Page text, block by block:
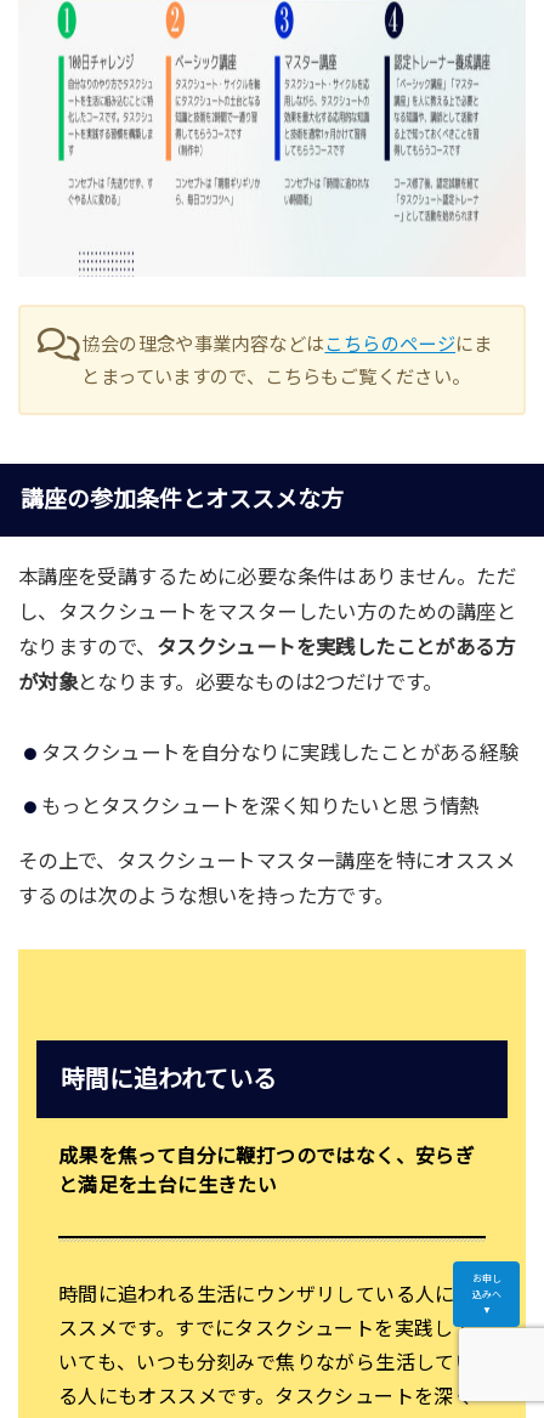
お申し
込みへ
▼
協会の理念や事業内容などはこちらのページにま
とまっていますので、こちらもご覧ください。
講座の参加条件とオススメな方
本講座を受講するために必要な条件はありません。ただ
し、タスクシュートをマスターしたい方のための講座と
なりますので、 タスクシュートを実践したことがある方
が対象となります。必要なものは2つだけです。
タスクシュートを自分なりに実践したことがある経験
もっとタスクシュートを深く知りたいと思う情熱
その上で、タスクシュートマスター講座を特にオススメ
するのは次のような想いを持った方です。
時間に追われている
成果を焦って自分に鞭打つのではなく、安らぎ
と満足を土台に生きたい
時間に追われる生活にウンザリしている人にオ
ススメです。すでにタスクシュートを実践して
いても、いつも分刻みで焦りながら生活してい
る人にもオススメです。タスクシュートを深く